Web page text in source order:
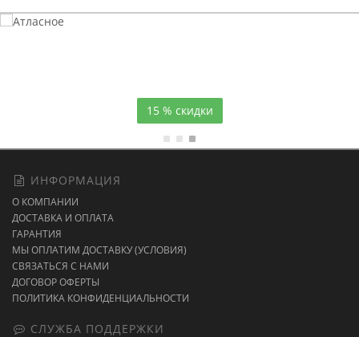
15 % скидки
ИНФОРМАЦИЯ
О КОМПАНИИ
ДОСТАВКА И ОПЛАТА
ГАРАНТИЯ
МЫ ОПЛАТИМ ДОСТАВКУ (УСЛОВИЯ)
СВЯЗАТЬСЯ С НАМИ
ДОГОВОР ОФЕРТЫ
ПОЛИТИКА КОНФИДЕНЦИАЛЬНОСТИ
СЛУЖБА ПОДДЕРЖКИ